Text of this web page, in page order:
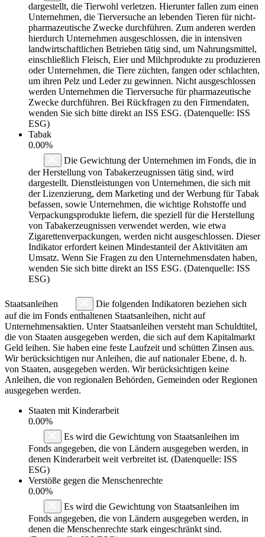
dargestellt, die Tierwohl verletzen. Hierunter fallen zum einen
Unternehmen, die Tierversuche an lebenden Tieren für nicht-
pharmazeutische Zwecke durchführen. Zum anderen werden
hierdurch Unternehmen ausgeschlossen, die in intensiven
landwirtschaftlichen Betrieben tätig sind, um Nahrungsmittel,
einschließlich Fleisch, Eier und Milchprodukte zu produzieren
oder Unternehmen, die Tiere züchten, fangen oder schlachten,
um ihren Pelz und Leder zu gewinnen. Nicht ausgeschlossen
werden Unternehmen die Tierversuche für pharmazeutische
Zwecke durchführen. Bei Rückfragen zu den Firmendaten,
wenden Sie sich bitte direkt an ISS ESG. (Datenquelle: ISS
ESG)
Tabak
0.00%
Die Gewichtung der Unternehmen im Fonds, die in
der Herstellung von Tabakerzeugnissen tätig sind, wird
dargestellt. Dienstleistungen von Unternehmen, die sich mit
der Lizenzierung, dem Marketing und der Werbung für Tabak
befassen, sowie Unternehmen, die wichtige Rohstoffe und
Verpackungsprodukte liefern, die speziell für die Herstellung
von Tabakerzeugnissen verwendet werden, wie etwa
Zigarettenverpackungen, werden nicht ausgeschlossen. Dieser
Indikator erfordert keinen Mindestanteil der Aktivitäten am
Umsatz. Wenn Sie Fragen zu den Unternehmensdaten haben,
wenden Sie sich bitte direkt an ISS ESG. (Datenquelle: ISS
ESG)
Staatsanleihen
Die folgenden Indikatoren beziehen sich
auf die im Fonds enthaltenen Staatsanleihen, nicht auf
Unternehmensaktien. Unter Staatsanleihen versteht man Schuldtitel,
die von Staaten ausgegeben werden, die sich auf dem Kapitalmarkt
Geld leihen. Sie haben eine feste Laufzeit und schütten Zinsen aus.
Wir berücksichtigen nur Anleihen, die auf nationaler Ebene, d. h.
von Staaten, ausgegeben werden. Wir berücksichtigen keine
Anleihen, die von regionalen Behörden, Gemeinden oder Regionen
ausgegeben werden.
Staaten mit Kinderarbeit
0.00%
Es wird die Gewichtung von Staatsanleihen im
Fonds angegeben, die von Ländern ausgegeben werden, in
denen Kinderarbeit weit verbreitet ist. (Datenquelle: ISS
ESG)
Verstöße gegen die Menschenrechte
0.00%
Es wird die Gewichtung von Staatsanleihen im
Fonds angegeben, die von Ländern ausgegeben werden, in
denen die Menschenrechte stark eingeschränkt sind.